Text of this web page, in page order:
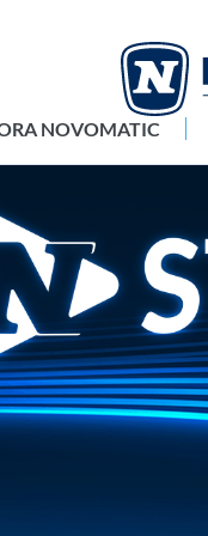
NOVOMATIC